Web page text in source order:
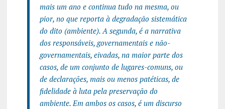
mais um ano e continua tudo na mesma, ou
pior, no que reporta à degradação sistemática
do dito (ambiente). A segunda, é a narrativa
dos responsáveis, governamentais e não-
governamentais, eivadas, na maior parte dos
casos, de um conjunto de lugares-comuns, ou
de declarações, mais ou menos patéticas, de
fidelidade à luta pela preservação do
ambiente. Em ambos os casos, é um discurso